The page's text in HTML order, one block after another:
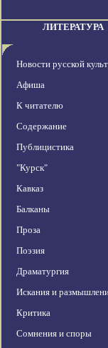
ЛИТЕРАТУРА
Новости русской
Афиша
К читателю
Содержание
Публицистика
"Курск"
Кавказ
Балканы
Проза
Поэзия
Драматургия
Искания и
Критика
Сомнения и споры